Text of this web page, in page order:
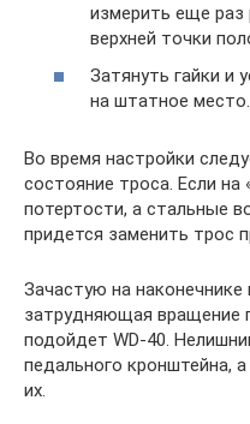
измерить еще раз
верхней точки
Затянуть гайки и
на штатное место.
Во время настройки
состояние троса. Если на
потертости, а стальные
придется заменить трос
Зачастую на
затрудняющая вращение
подойдет WD-40.
педального кронштейна,
их.